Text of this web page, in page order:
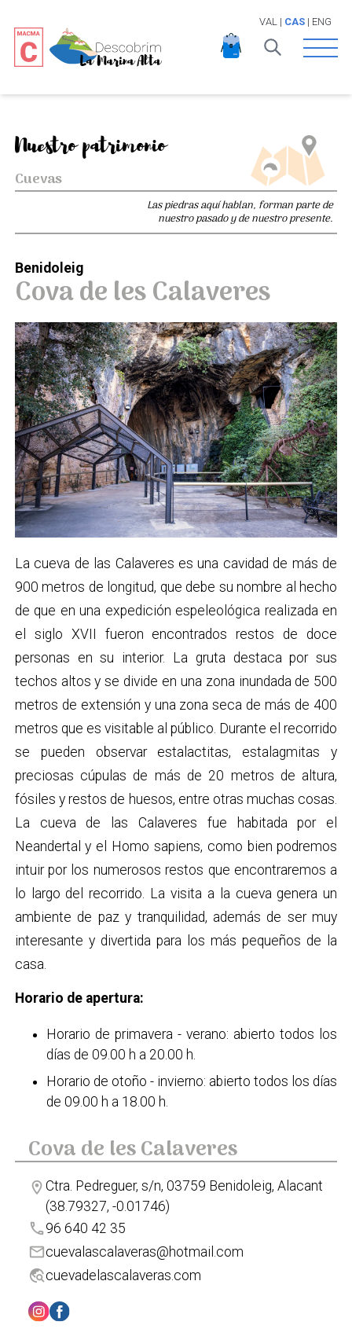
VAL | CAS| ENG
Open
Nuestro patrimonio
Cuevas
Las piedras aquí hablan, forman parte de
nuestro pasado y de nuestro presente.
Benidoleig
Cova de les Calaveres
La cueva de las Calaveres es una cavidad de más de
900 metros de longitud, que debe su nombre al hecho
de que en una expedición espeleológica realizada en
el siglo XVII fueron encontrados restos de doce
personas en su interior. La gruta destaca por sus
techos altos y se divide en una zona inundada de 500
metros de extensión y una zona seca de más de 400
metros que es visitable al público. Durante el recorrido
se pueden observar estalactitas, estalagmitas y
preciosas cúpulas de más de 20 metros de altura,
fósiles y restos de huesos, entre otras muchas cosas.
La cueva de las Calaveres fue habitada por el
Neandertal y el Homo sapiens, como bien podremos
intuir por los numerosos restos que encontraremos a
lo largo del recorrido. La visita a la cueva genera un
ambiente de paz y tranquilidad, además de ser muy
interesante y divertida para los más pequeños de la
casa.
Horario de apertura:
Horario de primavera - verano: abierto todos los
días de 09.00 h a 20.00 h.
Horario de otoño - invierno: abierto todos los días
de 09.00 h a 18.00 h.
Cova de les Calaveres
location_onCtra. Pedreguer, s/n, 03759 Benidoleig, Alacant
(38.79327, -0.01746)
phone 96 640 42 35
mailcuevalascalaveras@hotmail.com
travel_explorecuevadelascalaveras.com